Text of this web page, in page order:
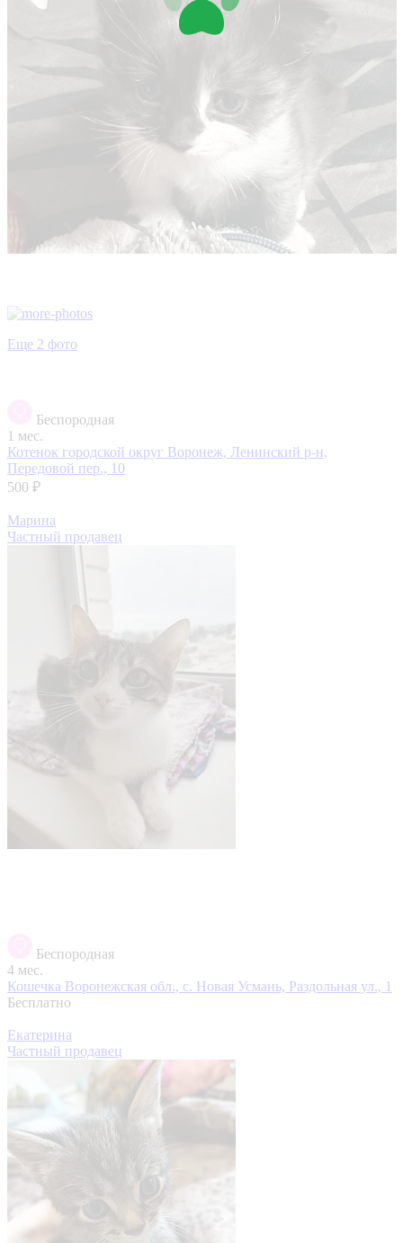
Еще 2 фото
Беспородная
1 мес.
Котенок городской округ Воронеж, Ленинский р-н,
Передовой пер., 10
500 ₽
Марина
Частный продавец
Беспородная
4 мес.
Кошечка Воронежская обл., с. Новая Усмань, Раздольная ул., 1
Бесплатно
Екатерина
Частный продавец